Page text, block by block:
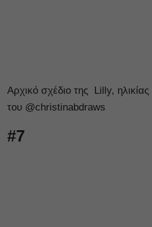
Αρχικό σχέδιο της Lilly,
του @christinabdraws
#7